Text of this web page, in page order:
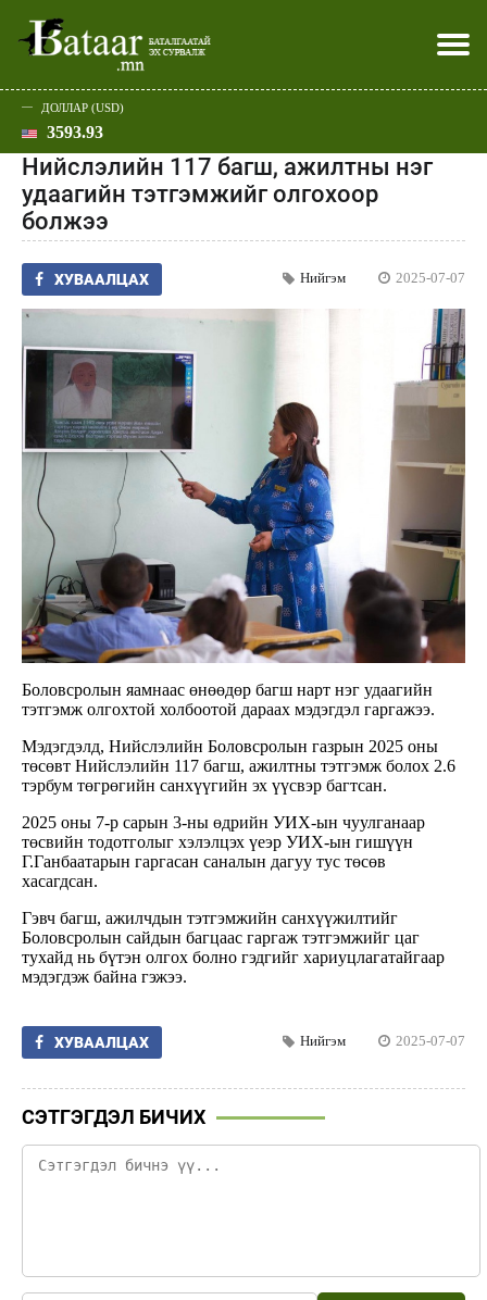
Эхлэл
Улс төр
Нийгэм
Эдийн засаг
Дэлхий
Спорт
Шар
Батаар юу хэлэв
Хэвлэл мэдээллээр
ДОЛЛАР (USD)
3593.93
Нийслэлийн 117 багш, ажилтны нэг
удаагийн тэтгэмжийг олгохоор
болжээ
ХУВААЛЦАХ Нийгэм 2025-07-07
Боловсролын яамнаас өнөөдөр багш нарт нэг удаагийн
тэтгэмж олгохтой холбоотой дараах мэдэгдэл гаргажээ.
Мэдэгдэлд, Нийслэлийн Боловсролын газрын 2025 оны
төсөвт Нийслэлийн 117 багш, ажилтны тэтгэмж болох 2.6
тэрбум төгрөгийн санхүүгийн эх үүсвэр багтсан.
2025 оны 7-р сарын 3-ны өдрийн УИХ-ын чуулганаар
төсвийн тодотголыг хэлэлцэх үеэр УИХ-ын гишүүн
Г.Ганбаатарын гаргасан саналын дагуу тус төсөв
хасагдсан.
Гэвч багш, ажилчдын тэтгэмжийн санхүүжилтийг
Боловсролын сайдын багцаас гаргаж тэтгэмжийг цаг
тухайд нь бүтэн олгох болно гэдгийг хариуцлагатайгаар
мэдэгдэж байна гэжээ.
ХУВААЛЦАХ Нийгэм 2025-07-07
СЭТГЭГДЭЛ БИЧИХ